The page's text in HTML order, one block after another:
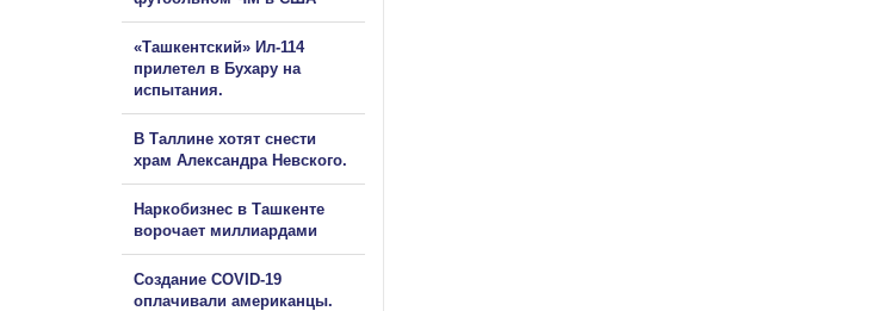
«Ташкентский» Ил-114
прилетел в Бухару на
испытания.
В Таллине хотят снести
храм Александра Невского.
Наркобизнес в Ташкенте
ворочает миллиардами
Создание COVID-19
оплачивали американцы.